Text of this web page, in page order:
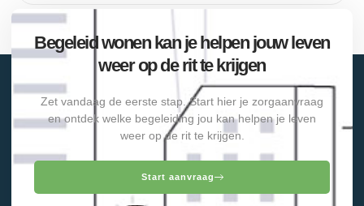
Begeleid wonen kan je helpen jouw leven
weer op de rit te krijgen
Zet vandaag de eerste stap. Start hier je zorgaanvraag
en ontdek welke begeleiding jou kan helpen je leven
weer op de rit te krijgen.
Start aanvraag